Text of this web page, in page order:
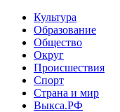
Культура
Образование
Общество
Округ
Происшествия
Спорт
Страна и мир
Выкса.РФ